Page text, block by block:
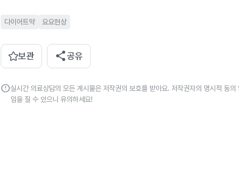
다이어트약 요요현상
보관 share공유
error실시간 의료상담의 모든 게시물은 저작권의 보호를 받아요. 저작권자의 명시적 동
임을 질 수 있으니 유의하세요!